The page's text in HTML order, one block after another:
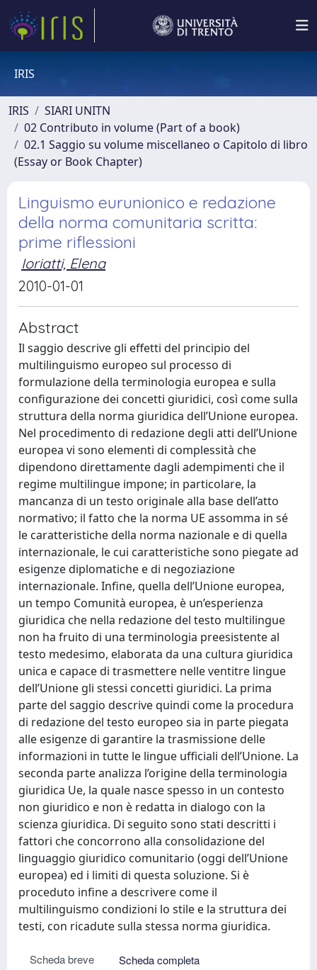
IRIS
IRIS
SIARI UNITN
02 Contributo in volume (Part of a book)
02.1 Saggio su volume miscellaneo o Capitolo di libro
(Essay or Book Chapter)
Linguismo eurunionico e redazione
della norma comunitaria scritta:
prime riflessioni
Ioriatti, Elena
2010-01-01
Abstract
Il saggio descrive gli effetti del principio del
multilinguismo europeo sul processo di
formulazione della terminologia europea e sulla
configurazione dei concetti giuridici, così come sulla
struttura della norma giuridica dell’Unione europea.
Nel procedimento di redazione degli atti dell’Unione
europea vi sono elementi di complessità che
dipendono direttamente dagli adempimenti che il
regime multilingue impone; in particolare, la
mancanza di un testo originale alla base dell’atto
normativo; il fatto che la norma UE assomma in sé
le caratteristiche della norma nazionale e di quella
internazionale, le cui caratteristiche sono piegate ad
esigenze diplomatiche e di negoziazione
internazionale. Infine, quella dell’Unione europea,
un tempo Comunità europea, è un’esperienza
giuridica che nella redazione del testo multilingue
non ha fruito di una terminologia preesistente al
testo medesimo, elaborata da una cultura giuridica
unica e capace di trasmettere nelle ventitre lingue
dell’Unione gli stessi concetti giuridici. La prima
parte del saggio descrive quindi come la procedura
di redazione del testo europeo sia in parte piegata
alle esigenze di garantire la trasmissione delle
informazioni in tutte le lingue ufficiali dell’Unione. La
seconda parte analizza l’origine della terminologia
giuridica Ue, la quale nasce spesso in un contesto
non giuridico e non è redatta in dialogo con la
scienza giuridica. Di seguito sono stati descritti i
fattori che concorrono alla consolidazione del
linguaggio giuridico comunitario (oggi dell’Unione
europea) ed i limiti di questa soluzione. Si è
proceduto infine a descrivere come il
multilinguismo condizioni lo stile e la struttura dei
testi, con ricadute sulla stessa norma giuridica.
Scheda breve
Scheda completa